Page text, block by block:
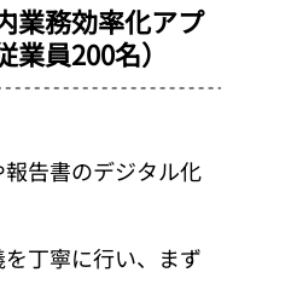
業務効率化アプ
業員200名）
告書のデジタル化
丁寧に行い、まず